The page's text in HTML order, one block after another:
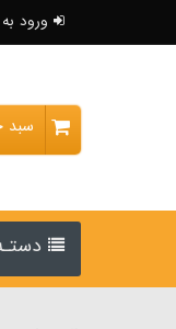
ورود
سبد